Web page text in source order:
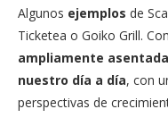
Algunos ejemplos de
Ticketea o Goiko Grill.
ampliamente
nuestro día a día, con
perspectivas de